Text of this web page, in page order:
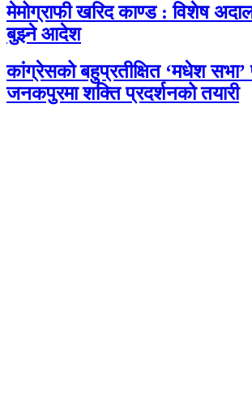
मेमोग्राफी खरिद काण्ड : विशेष
बुझ्ने आदेश
कांग्रेसको बहुप्रतीक्षित ‘मधेश
जनकपुरमा शक्ति प्रदर्शनको तयारी